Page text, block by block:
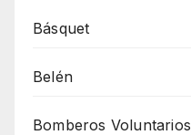
Básquet
Belén
Bomberos Voluntarios